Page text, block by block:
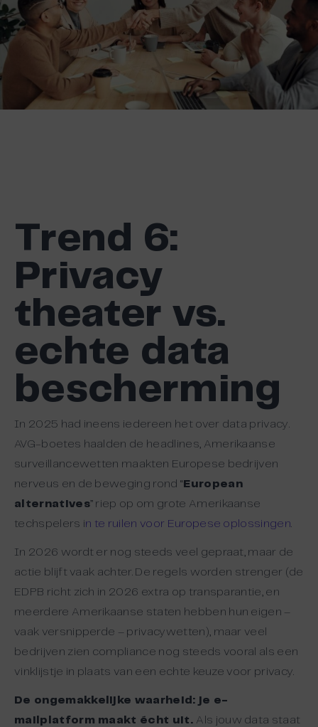
Trend 6:
Privacy
theater vs.
echte data
bescherming
In 2025 had ineens iedereen het over data privacy.
AVG-boetes haalden de headlines, Amerikaanse
surveillancewetten maakten Europese bedrijven
nerveus en de beweging rond “ European
alternatives” riep op om grote Amerikaanse
techspelers in te ruilen voor Europese oplossingen.
In 2026 wordt er nog steeds veel gepraat, maar de
actie blijft vaak achter. De regels worden strenger (de
EDPB richt zich in 2026 extra op transparantie, en
meerdere Amerikaanse staten hebben hun eigen –
vaak versnipperde – privacywetten), maar veel
bedrijven zien compliance nog steeds vooral als een
vinklijstje in plaats van een echte keuze voor privacy.
De ongemakkelijke waarheid: je e-
mailplatform maakt écht uit. Als jouw data staat